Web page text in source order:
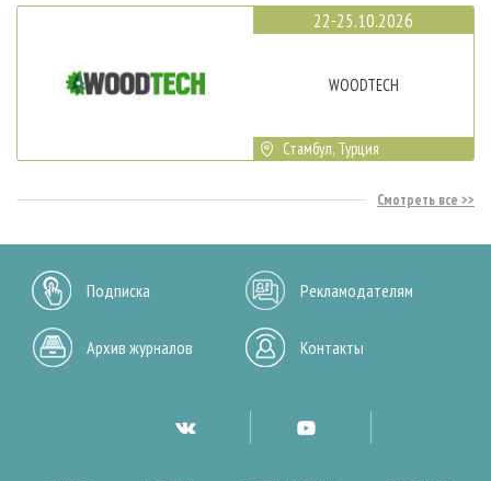
22-25.10.2026
WOODTECH
Стамбул, Турция
Смотреть все
Подписка Рекламодателям
Архив журналов Контакты